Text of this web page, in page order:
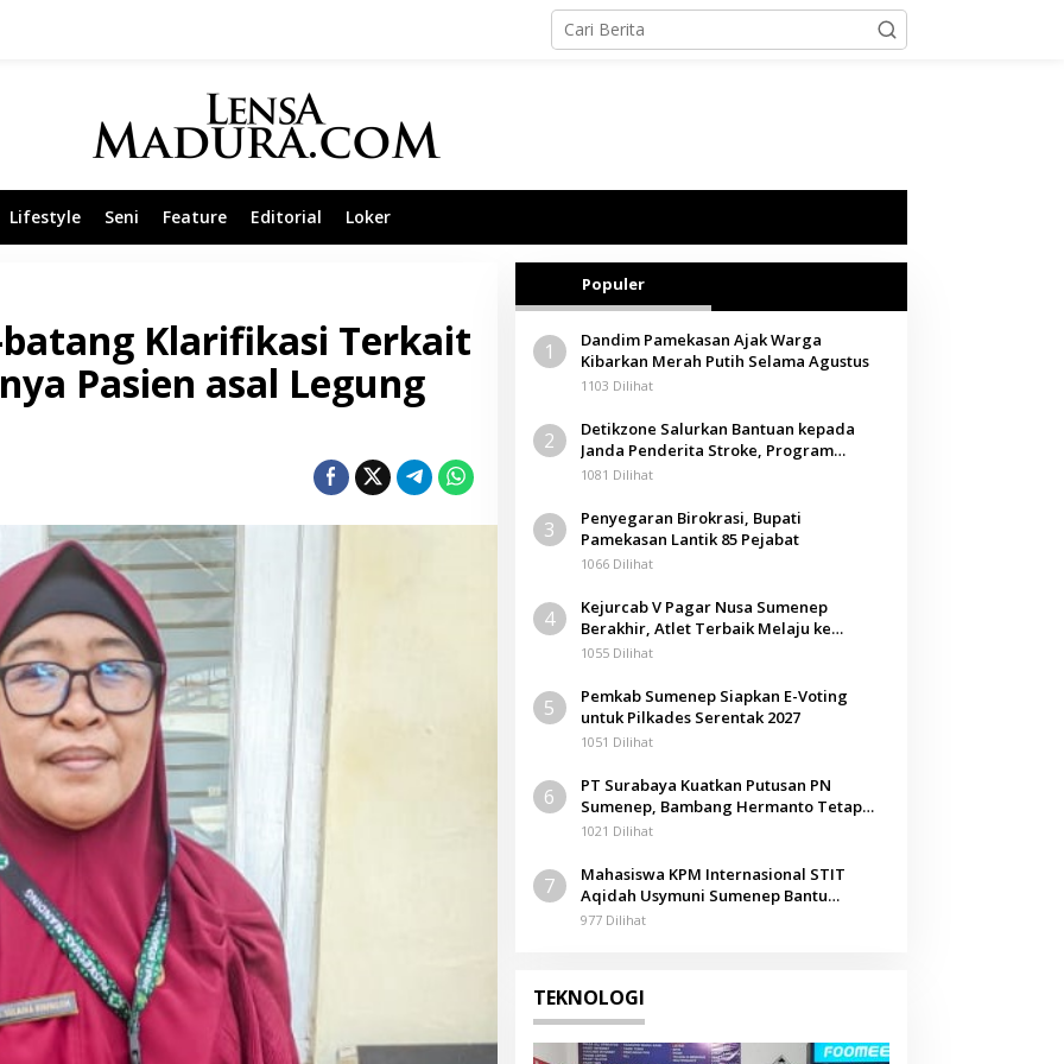
Lifestyle Seni Feature Editorial Loker
Klarifikasi Terkait
Pasien asal Legung
Populer
1
Dandim Pamekasan Ajak Warga
Kibarkan Merah Putih Selama Agustus
1103 Dilihat
2
Detikzone Salurkan Bantuan kepada
Janda Penderita Stroke, Program
Berbagi Masuki Hari ke-61
1081 Dilihat
3
Penyegaran Birokrasi, Bupati
Pamekasan Lantik 85 Pejabat
1066 Dilihat
4
Kejurcab V Pagar Nusa Sumenep
Berakhir, Atlet Terbaik Melaju ke
Kejurwil Jatim
1055 Dilihat
5
Pemkab Sumenep Siapkan E-Voting
untuk Pilkades Serentak 2027
1051 Dilihat
6
PT Surabaya Kuatkan Putusan PN
Sumenep, Bambang Hermanto Tetap
Dinyatakan Pemilik Sah Tanah di
1021 Dilihat
7
Mahasiswa KPM Internasional STIT
Aqidah Usymuni Sumenep Bantu
Pengurusan Jenazah WNI di Malaysia
977 Dilihat
TEKNOLOGI